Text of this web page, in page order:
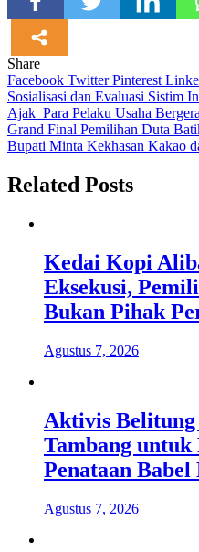
Share
Facebook TwitterPinterest
Navigasi
pos
Sosialisasi dan Evaluasi Sistim
Ajak Para Pelaku Usaha
Grand Final Pemilihan Duta
Bupati Minta Kekhasan Kakao
Related Posts
Kedai Kopi
Eksekusi,
Bukan Pihak
Agustus 7, 2026
Aktivis Belitung
Tambang
Penataan
Agustus 7, 2026